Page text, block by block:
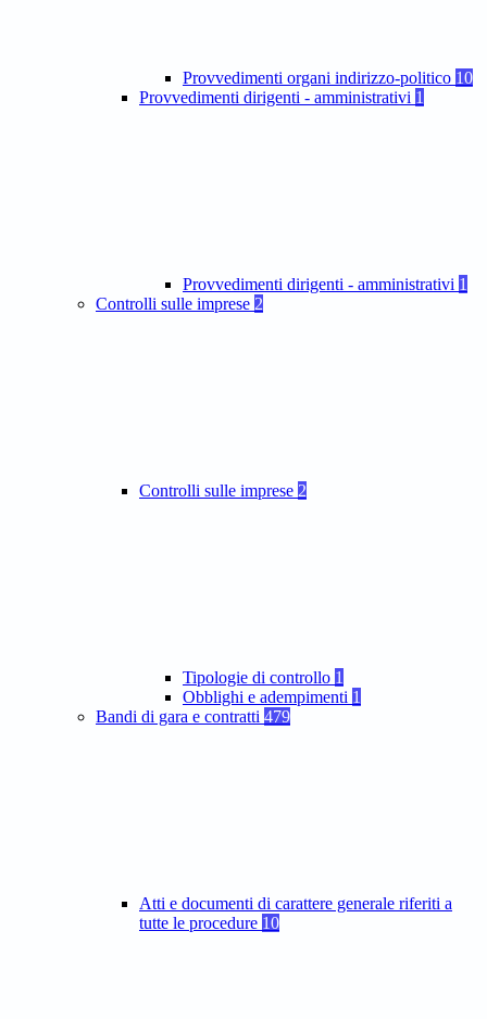
Provvedimenti organi indirizzo-politico 10
Provvedimenti dirigenti - amministrativi 1
Provvedimenti dirigenti - amministrativi 1
Controlli sulle imprese 2
Controlli sulle imprese 2
Tipologie di controllo 1
Obblighi e adempimenti 1
Bandi di gara e contratti 479
Atti e documenti di carattere generale riferiti a
tutte le procedure 10